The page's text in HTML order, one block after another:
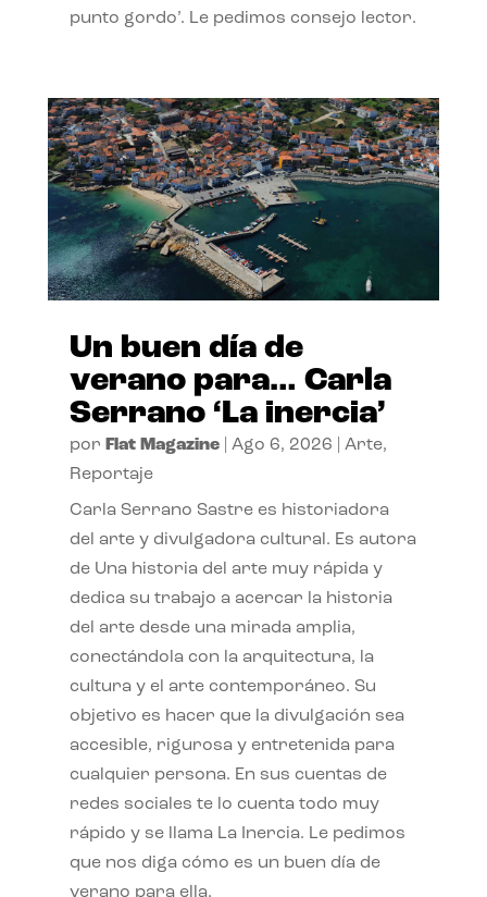
punto gordo’. Le pedimos consejo lector.
Un buen día de
verano para… Carla
Serrano ‘La inercia’
por Flat Magazine| Ago 6, 2026 Arte,
Reportaje
Carla Serrano Sastre es historiadora
del arte y divulgadora cultural. Es autora
de Una historia del arte muy rápida y
dedica su trabajo a acercar la historia
del arte desde una mirada amplia,
conectándola con la arquitectura, la
cultura y el arte contemporáneo. Su
objetivo es hacer que la divulgación sea
accesible, rigurosa y entretenida para
cualquier persona. En sus cuentas de
redes sociales te lo cuenta todo muy
rápido y se llama La Inercia. Le pedimos
que nos diga cómo es un buen día de
verano para ella.